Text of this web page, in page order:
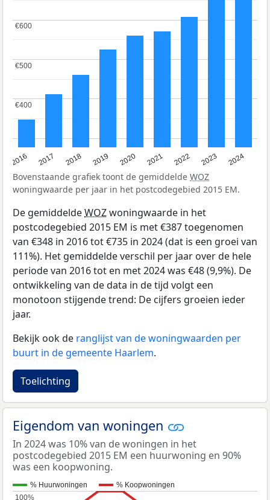
2016 2017 2018 2019 2020 2021 2022 2023 2024
€400
€400
€500
€500
€600
€600
Bovenstaande grafiek toont de gemiddelde WOZ
woningwaarde per jaar in het postcodegebied 2015 EM.
De gemiddeldeWOZwoningwaarde in het
postcodegebied 2015 EM is met €387 toegenomen
van €348 in 2016 tot €735 in 2024 (dat is een groei van
111%). Het gemiddelde verschil per jaar over de hele
periode van 2016 tot en met 2024 was €48 (9,9%). De
ontwikkeling van de data in de tijd volgt een
monotoon stijgende trend: De cijfers groeien ieder
jaar.
Bekijk ook de ranglijst van de woningwaarden per
buurt in de gemeente Haarlem.
Toelichting
Eigendom van woningen
In 2024 was 10% van de woningen in het
postcodegebied 2015 EM een huurwoning en 90%
was een koopwoning.
% Huurwoningen
% Koopwoningen
100%
100%